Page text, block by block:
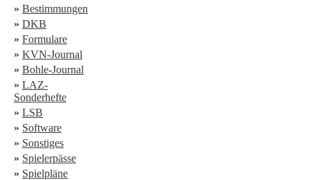
» Bestimmungen
» DKB
» Formulare
» KVN-Journal
» Bohle-Journal
» LAZ-
Sonderhefte
» LSB
» Software
» Sonstiges
» Spielerpässe
» Spielpläne